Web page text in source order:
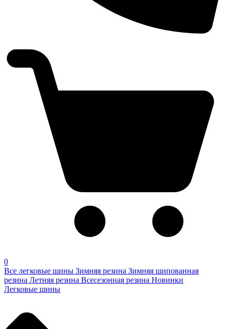
0
Все легковые шины Зимняя резина Зимняя шипованная
резина Летняя резина Всесезонная резина Новинки
Легковые шины